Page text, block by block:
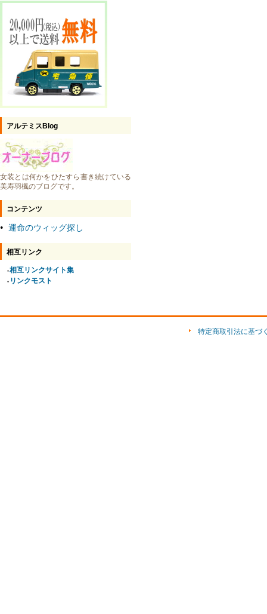
アルテミスBlog
女装とは何かをひたすら書き続けている
美寿羽楓のブログです。
コンテンツ
● 運命のウィッグ探し
相互リンク
●相互リンクサイト集
● リンクモスト
特定商取引法に基づ